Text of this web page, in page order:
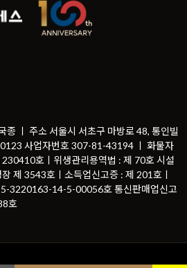
종 ㅣ 주소 서울시 서초구 마방로 48, 통인빌
사업자번호 307-81-43194 ㅣ 화물자
호ㅣ위생관리용역법 : 제 70호 시설
제 3543호ㅣ소득업신고증 : 제 201호ㅣ
3220163-14-5-00056호 통신판매업신고
호